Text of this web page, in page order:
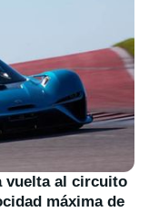
vuelta al circuito
máxima de